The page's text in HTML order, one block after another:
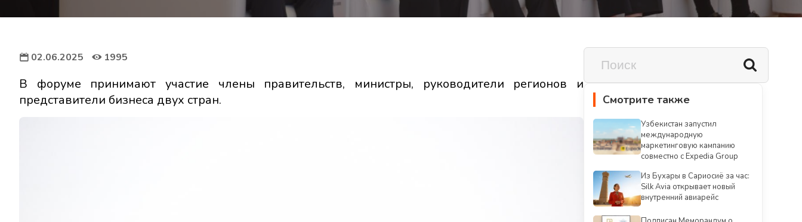
02.06.2025 1995
В форуме принимают участие члены правительств, министры, руководители регионов и
представители бизнеса двух стран.
Смотрите также
Узбекистан запустил
международную
маркетинговую кампанию
совместно с Expedia Group
Из Бухары в Сариосиё за час:
Silk Avia открывает новый
внутренний авиарейс